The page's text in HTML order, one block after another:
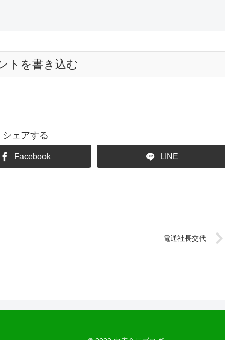
トを書き込む
シェアする
Facebook LINE
電通社長交代